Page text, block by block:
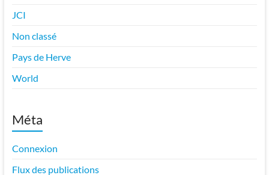
JCI
Non classé
Pays de Herve
World
Méta
Connexion
Flux des publications